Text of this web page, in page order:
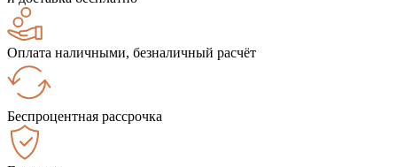
Оплата наличными, безналичный расчёт
Беспроцентная рассрочка